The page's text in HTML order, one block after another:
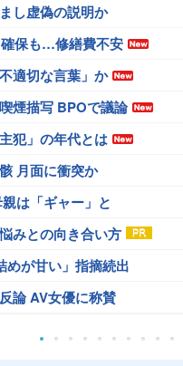
し虚偽の説明か
保も…修繕費不安
適切な言葉」か
煙描写 BPOで議論
犯」の年代とは
月面に衝突か
は「ギャー」と
みとの向き合い方
めが甘い」指摘続出
論 AV女優に称賛